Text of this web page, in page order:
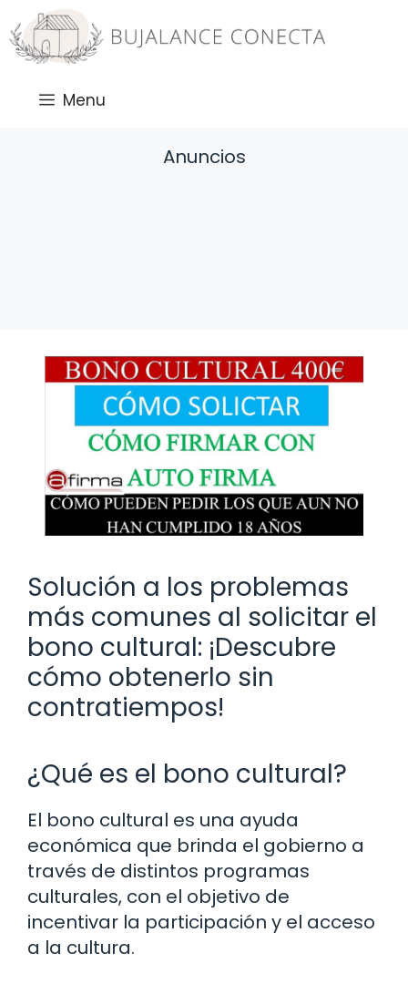
Saltar
al
contenido
Menu
Anuncios
Solución a los problemas
más comunes al solicitar el
bono cultural: ¡Descubre
cómo obtenerlo sin
contratiempos!
¿Qué es el bono cultural?
El bono cultural es una ayuda
económica que brinda el gobierno a
través de distintos programas
culturales, con el objetivo de
incentivar la participación y el acceso
a la cultura.